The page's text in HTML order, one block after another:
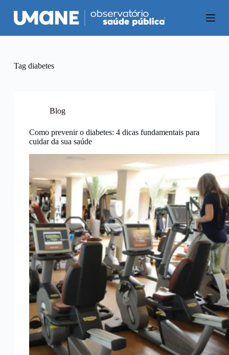
P
u
a
Tagdiabetes
Blog
Como prevenir o diabetes: 4 dicas fundamentais para
cuidar da sua saúde